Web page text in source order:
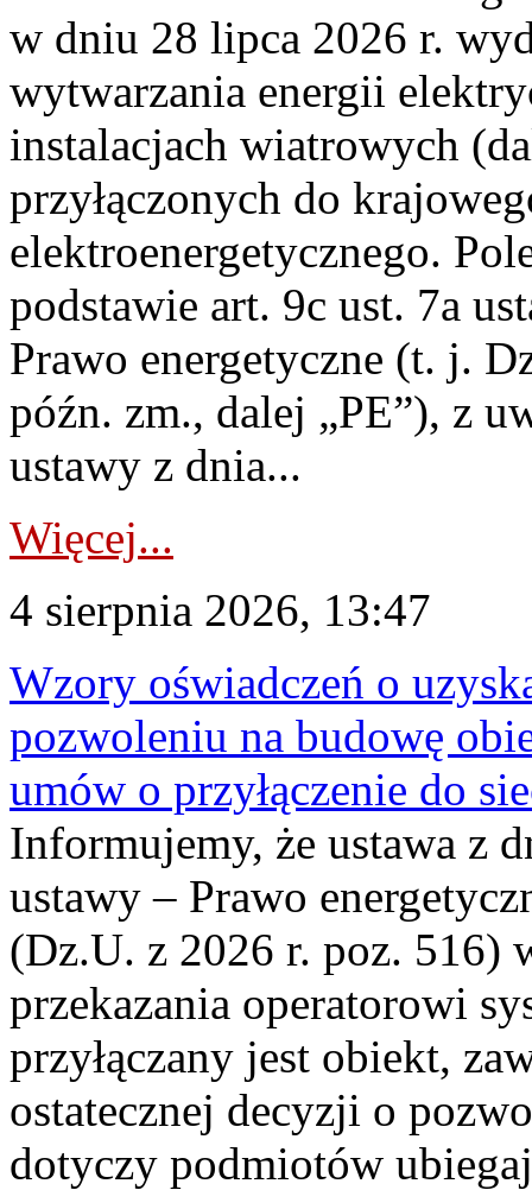
w dniu 28 lipca 2026 r.
wytwarzania energii
instalacjach wiatrowych
przyłączonych do
elektroenergetycznego.
podstawie art. 9c ust. 7a
Prawo energetyczne (t. j.
późn. zm., dalej „PE”), z
ustawy z dnia...
Więcej...
4 sierpnia 2026, 13:47
Wzory oświadczeń o
pozwoleniu na budowę
umów o przyłączenie do
Informujemy, że ustawa z
ustawy – Prawo
(Dz.U. z 2026 r. poz. 516)
przekazania operatorowi
przyłączany jest obiekt,
ostatecznej decyzji o
dotyczy podmiotów